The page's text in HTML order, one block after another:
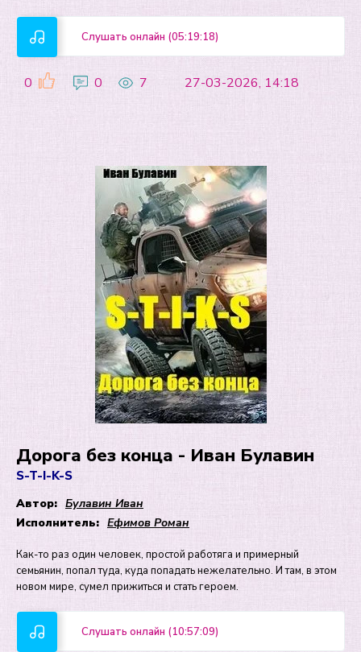
Слушать онлайн (05:19:18)
0 0 7 27-03-2026, 14:18
Дорога без конца - Иван Булавин
S-T-I-K-S
Автор: Булавин Иван
Исполнитель: Ефимов Роман
Как-то раз один человек, простой работяга и примерный
семьянин, попал туда, куда попадать нежелательно. И там, в этом
новом мире, сумел прижиться и стать героем.
Слушать онлайн (10:57:09)